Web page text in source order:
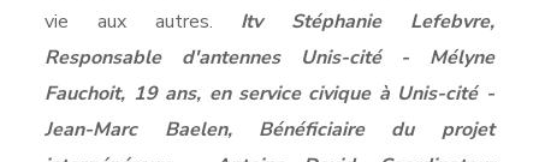
vie aux autres. Itv Stéphanie Lefebvre,
Responsable d'antennes Unis-cité - Mélyne
Fauchoit, 19 ans, en service civique à Unis-cité -
Jean-Marc Baelen, Bénéficiaire du projet